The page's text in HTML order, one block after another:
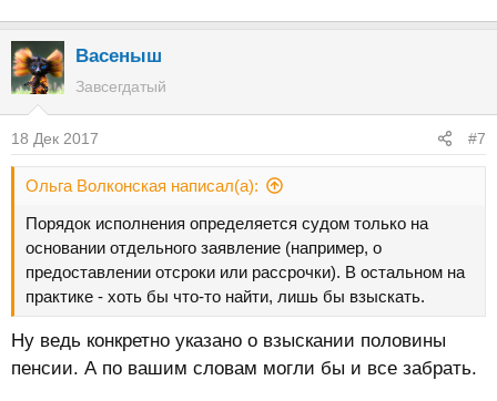
Васеныш
Завсегдатый
18 Дек 2017 #7
Ольга Волконская написал(а):
Порядок исполнения определяется судом только на
основании отдельного заявление (например, о
предоставлении отсроки или рассрочки). В остальном на
практике - хоть бы что-то найти, лишь бы взыскать.
Ну ведь конкретно указано о взыскании половины
пенсии. А по вашим словам могли бы и все забрать.